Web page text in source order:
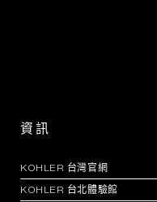
資訊
KOHLER 台灣官網
KOHLER 台北體驗館